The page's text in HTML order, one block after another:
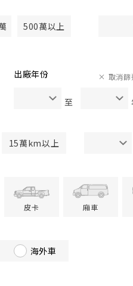
500萬以上
出廠年份
至
取消篩
15萬km以上
皮卡 廂車
海外車